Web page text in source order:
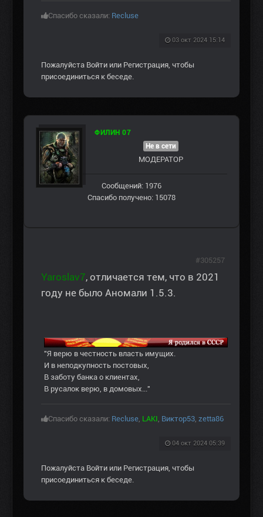
Спасибо сказали: Recluse
03 окт 2024 15:14
Пожалуйста Войти или Регистрация , чтобы
присоединиться к беседе.
ФИЛИН 07
Не в сети
МОДЕРАТОР
Сообщений: 1976
Спасибо получено: 15078
Yaroslav7, отличается тем, что в 2021
году не было Аномали 1.5.3.
"Я верю в честность власть имущих.
И в неподкупность постовых,
В заботу банка о клиентах,
В русалок верю, в домовых..."
Спасибо сказали: Recluse LAKI Виктор53 zetta86
04 окт 2024 05:39
#305257
Пожалуйста Войти или Регистрация , чтобы
присоединиться к беседе.